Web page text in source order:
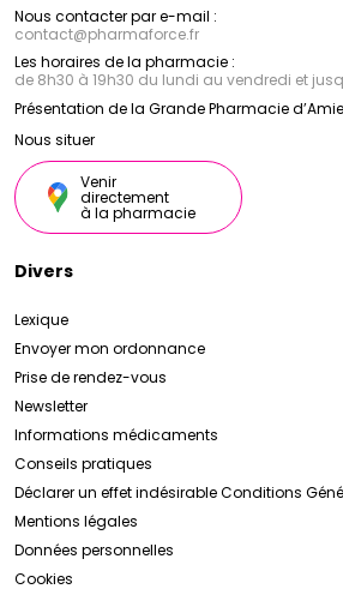
Nous contacter par e-mail :
contact@pharmaforce.fr
Les horaires de la pharmacie :
de 8h30 à 19h30 du lundi au vendredi et
Présentation de la Grande Pharmacie
Nous situer
Venir
directement
à la pharmacie
Divers
Lexique
Envoyer mon ordonnance
Prise de rendez-vous
Newsletter
Informations médicaments
Conseils pratiques
Déclarer un effet indésirableConditions
Mentions légales
Données personnelles
Cookies